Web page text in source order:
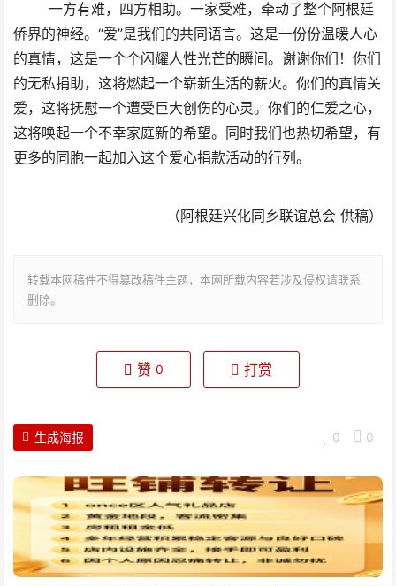
一方有难，四方相助。一家受难，牵动了整个阿根廷
侨界的神经。“爱”是我们的共同语言。这是一份份温暖人心
的真情，这是一个个闪耀人性光芒的瞬间。谢谢你们！你们
的无私捐助，这将燃起一个崭新生活的薪火。你们的真情关
爱，这将抚慰一个遭受巨大创伤的心灵。你们的仁爱之心，
这将唤起一个不幸家庭新的希望。同时我们也热切希望，有
更多的同胞一起加入这个爱心捐款活动的行列。
（阿根廷兴化同乡联谊总会 供稿）
转载本网稿件不得篡改稿件主题，本网所载内容若涉及侵权请联系
删除。
赞 0 打赏
0 0
生成海报